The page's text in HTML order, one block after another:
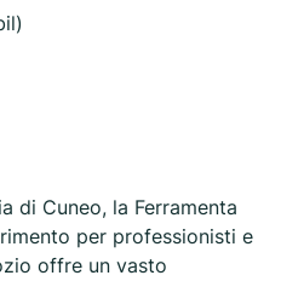
di Cuneo, la Ferramenta
per professionisti e
offre un vasto